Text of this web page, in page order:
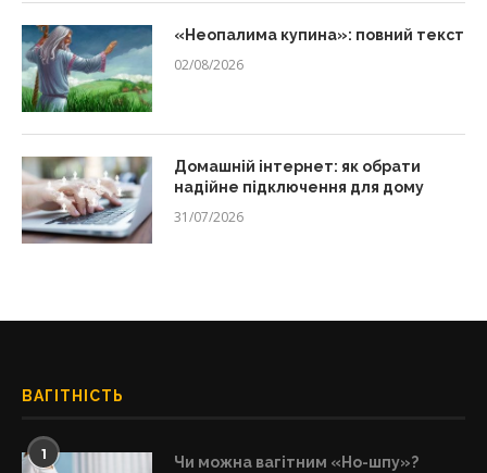
«Неопалима купина»: повний текст
02/08/2026
Домашній інтернет: як обрати
надійне підключення для дому
31/07/2026
ВАГІТНІСТЬ
1 Чи можна вагітним «Но-шпу»?